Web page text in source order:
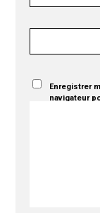
Enregistrer
navigateur